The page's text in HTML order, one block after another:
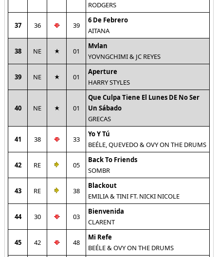
RODGERS
37 36 39
6 De Febrero
AITANA
38 NE 01
Mvlan
YOVNGCHIMI & JC REYES
39 NE 01
Aperture
HARRY STYLES
40 NE 01
Que Culpa Tiene El Lunes DE No Ser
Un Sábado
GRECAS
41 38 33
Yo Y Tú
BEÉLE, QUEVEDO & OVY ON THE DRUMS
42 RE 05
Back To Friends
SOMBR
43 RE 38
Blackout
EMILIA & TINI FT. NICKI NICOLE
44 30 03
Bienvenida
CLARENT
45 42 48
Mi Refe
BEÉLE & OVY ON THE DRUMS